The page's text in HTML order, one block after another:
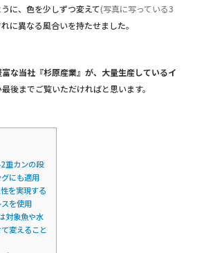
に、色を少しずつ変えて(写真に写っている3
に異なる風合いを持たせました。
な当社『杉原産業』が、大量生産しているイ
後までご覧いただければと思います。
重カンの段
にも適用
を実現する
を使用
対象魚や水
変えること